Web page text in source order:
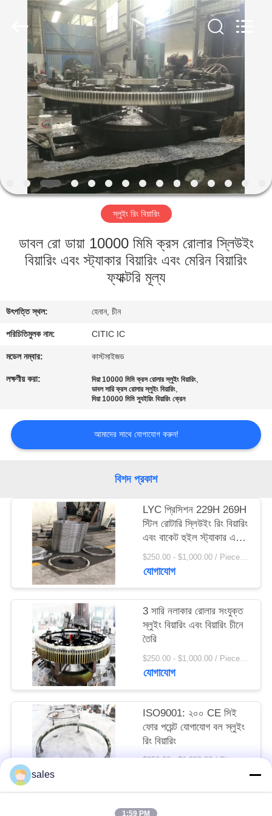
প্রদর্শন
আমাদের
কারখানা
মান
নিয়ন্ত্রণ
যোগাযোগ
খবর
জন্য
আবেদন
PRIVACY
POLICY
CO.,LTD.
স্লুইং রিং বিয়ারিং
ডাবল রো ডায়া 10000 মিমি ক্রস রোলার স্লিউইং
বিয়ারিং এবং স্ট্যাকার বিয়ারিং এবং মেরিন বিয়ারিং
ফ্যাক্টরি মূল্য
উৎপত্তি স্থল: হেনান, চীন
পরিচিতিমুলক নাম: CITIC IC
মডেল নম্বার: কাস্টমাইজড
লক্ষণীয় করা: দিয়া 10000 মিমি ক্রস রোলার স্লুইং বিয়ারিং,
ডাবল সারি ক্রস রোলার স্লুইং বিয়ারিং,
দিয়া 10000 মিমি স্যুইয়িং বিয়ারিং ক্রেন
আমাদের সাথে যোগাযোগ করুন!
বিশদ প্রকাশ
LYC প্রিসিশন 229H 269H
স্টিল রোটারি স্লিউইং রিং বিয়ারিং
এবং বাকেট হুইল স্ট্যাকার এবং
রিক্লেমার স্লিউইং বিয়ারিং
$250.00 - $1,000.00 / Piece MOQ:1 টুকরা / টুকরা
যোগাযোগ
3 সারি নলাকার রোলার সংযুক্ত
স্লুইং বিয়ারিং এবং বিয়ারিং চীনে
তৈরি
$250.00 - $1,000.00 / Piece MOQ:1 টুকরা / টুকরা
যোগাযোগ
ISO9001: ২০০ CE সিই
ফোর পয়েন্ট যোগাযোগ বল স্লুইং
রিং বিয়ারিং
$250.00 - $1,000.00 / Piece MOQ:1 টুকরা / টুকরা
sales
1:59 PM